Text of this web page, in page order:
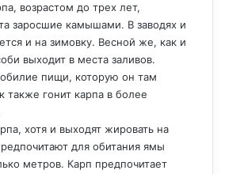
возрастом до трех лет,
заросшие камышами. В заводях и
и на зимовку. Весной же, как и
выходит в места заливов.
пищи, которую он там
также гонит карпа в более
хотя и выходят жировать на
для обитания ямы
метров. Карп предпочитает